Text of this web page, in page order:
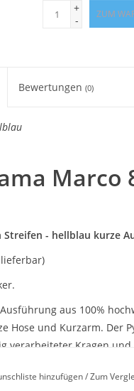
+
-
ZUM
Bewertungen(0)
Marco
- hellblau kurze
aus 100%
Hose und Kurzarm. Der
verarbeiteter Kragen und
hinzufügen/Zum